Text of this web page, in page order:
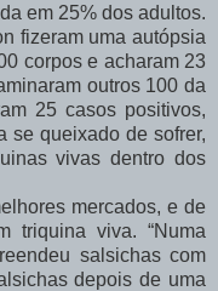
em 25% dos adultos.
fizeram uma autópsia
corpos e acharam 23
outros 100 da
25 casos positivos,
se queixado de sofrer,
vivas dentro dos
mercados, e de
triquina viva. “Numa
salsichas com
depois de uma